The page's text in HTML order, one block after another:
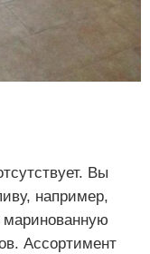
Вы
например,
Ассортимент